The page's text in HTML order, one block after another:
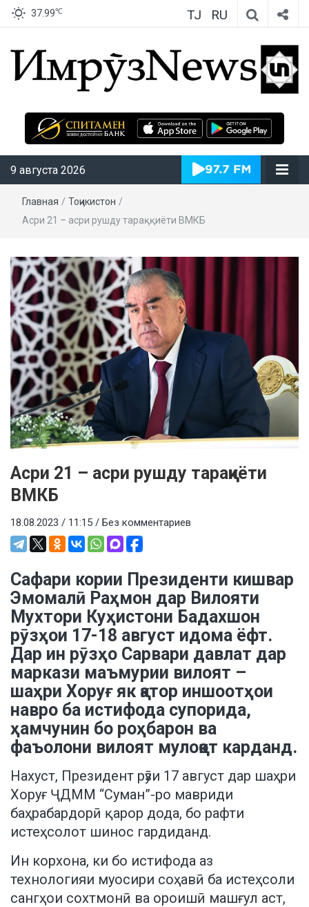
37.99℃ TJ RU
ИмрӯзNews
9 августа 2026
Главная / Тоҷикистон /
Асри 21 – асри рушду тараққиёти ВМКБ
Асри 21 – асри рушду тараққиёти
ВМКБ
18.08.2023 / 11:15 / Без комментариев
Сафари кории Президенти кишвар
Эмомалӣ Раҳмон дар Вилояти
Мухтори Куҳистони Бадахшон
рӯзҳои 17-18 август идома ёфт.
Дар ин рӯзҳо Сарвари давлат дар
маркази маъмурии вилоят –
шаҳри Хоруғ як қатор иншоотҳои
навро ба истифода супорида,
ҳамчунин бо роҳбарон ва
фаъолони вилоят мулоқот карданд.
Нахуст, Президент рӯзи 17 август дар шаҳри
Хоруғ ҶДММ “Суман”-ро мавриди
баҳрабардорӣ қарор дода, бо рафти
истеҳсолот шинос гардиданд.
Ин корхона, ки бо истифода аз
технологияи муосири соҳавӣ ба истеҳсоли
сангҳои сохтмонӣ ва ороишӣ машғул аст,